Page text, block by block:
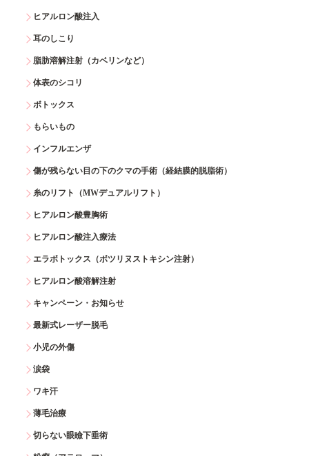
ヒアルロン酸注入
耳のしこり
脂肪溶解注射（カベリンなど）
体表のシコリ
ボトックス
もらいもの
インフルエンザ
傷が残らない目の下のクマの手術（経結膜的脱脂術）
糸のリフト（MWデュアルリフト）
ヒアルロン酸豊胸術
ヒアルロン酸注入療法
エラボトックス（ボツリヌストキシン注射）
ヒアルロン酸溶解注射
キャンペーン・お知らせ
最新式レーザー脱毛
小児の外傷
涙袋
ワキ汗
薄毛治療
切らない眼瞼下垂術